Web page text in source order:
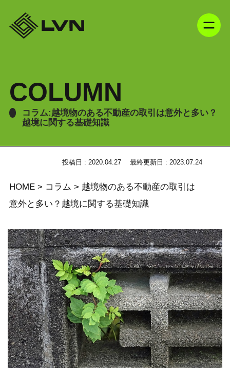
COLUMN
コラム:越境物のある不動産の取引は意外と多い？
越境に関する基礎知識
投稿日 : 2020.04.27 最終更新日 : 2023.07.24
HOME> コラム > 越境物のある不動産の取引は
意外と多い？越境に関する基礎知識